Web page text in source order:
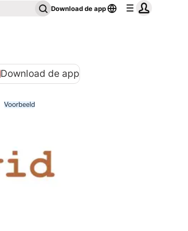
Download de app
Download de app
Voorbeeld